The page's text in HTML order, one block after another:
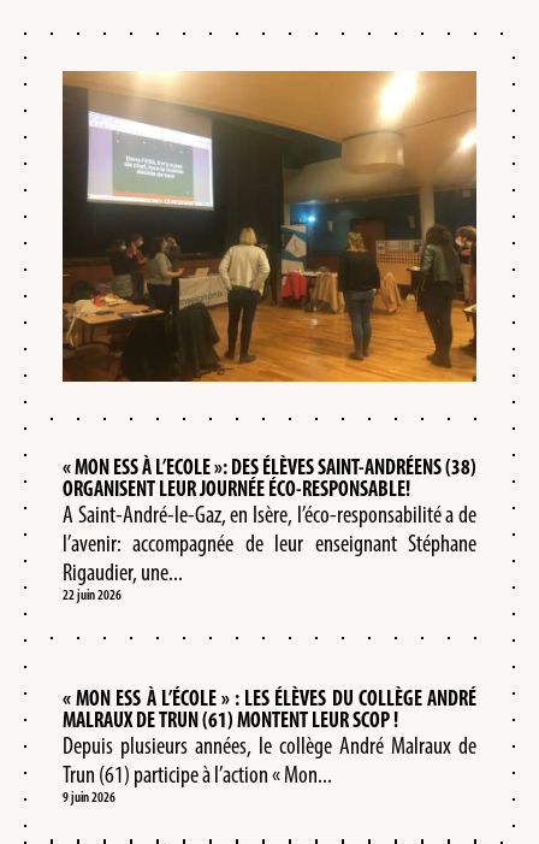
« MON ESS À L’ECOLE »: DES ÉLÈVES SAINT-ANDRÉENS (38)
ORGANISENT LEUR JOURNÉE ÉCO-RESPONSABLE!
A Saint-André-le-Gaz, en Isère, l’éco-responsabilité a de
l’avenir: accompagnée de leur enseignant Stéphane
Rigaudier, une...
22 juin 2026
« MON ESS À L’ÉCOLE » : LES ÉLÈVES DU COLLÈGE ANDRÉ
MALRAUX DE TRUN (61) MONTENT LEUR SCOP !
Depuis plusieurs années, le collège André Malraux de
Trun (61) participe à l’action « Mon...
9 juin 2026